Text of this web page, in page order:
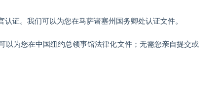
证。我们可以为您在马萨诸塞州国务卿处认证文件。
为您在中国纽约总领事馆法律化文件；无需您亲自提交或